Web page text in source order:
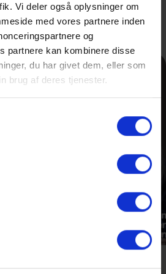
Vi deler også oplysninger om
med vores partnere inden
og
partnere kan kombinere disse
du har givet dem, eller som
brug af deres tjenester.